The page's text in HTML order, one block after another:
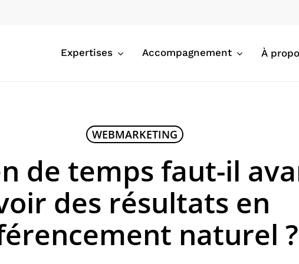
Expertises Accompagnement À
WEBMARKETING
de temps faut-il
des résultats en
naturel ?